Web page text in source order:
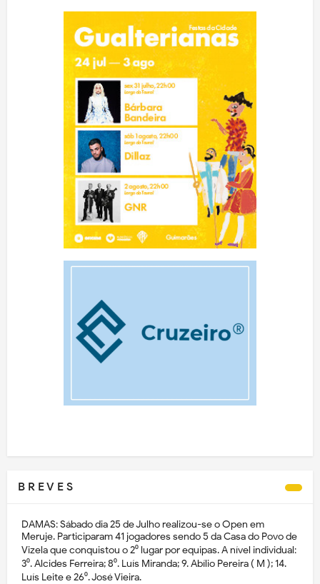
B R E V E S
DAMAS: Sábado dia 25 de Julho realizou-se o Open em
Meruje. Participaram 41 jogadores sendo 5 da Casa do Povo de
Vizela que conquistou o 2⁰ lugar por equipas. A nível individual:
3⁰. Alcides Ferreira; 8⁰. Luís Miranda; 9. Abílio Pereira ( M ); 14.
Luís Leite e 26⁰. José Vieira.